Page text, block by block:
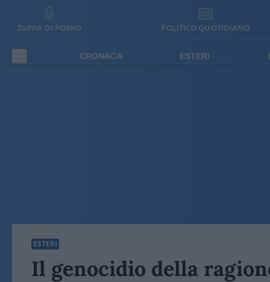
ZUPPA DI PORRO POLITICO QUOTIDIANO
CRONACA ESTERI
ESTERI
Il genocidio della